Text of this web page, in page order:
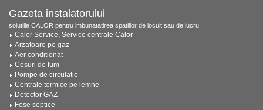
Gazeta instalatorului
solutiile CALOR pentru imbunatatirea spatiilor de locuit sau de lucru
Calor Service, Service centrale Calor
Arzatoare pe gaz
Aer conditionat
Cosuri de fum
Pompe de circulatie
Centrale termice pe lemne
Detector GAZ
Fose septice